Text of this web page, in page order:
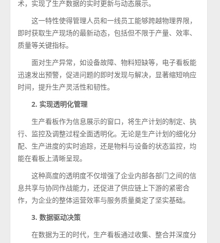
术，实现了生产数据的实时更新与动态展示。
这一特性使得管理人员和一线员工能够跨越物理界限，
即时获取生产现场的最新动态，包括但不限于产量、效率、
质量等关键指标。
面对生产异常，如设备故障、物料短缺等，电子看板能
迅速发出预警，促进问题的即时发现与解决，显著缩短响应
时间，提升生产灵活性和韧性。
2. 实现透明化管理
生产看板作为信息展示的窗口，将生产计划的制定、执
行、监控及调整过程全面透明化。无论是生产计划的细化分
配、生产进度的实时追踪，还是物料与设备的状态监控，均
能在看板上清晰呈现。
这种高度的透明度不仅增强了企业内部各部门之间的信
息共享与协同作战能力，还促进了供应链上下游的紧密合
作，为企业的整体运营效率与服务质量奠定了坚实基础。
3. 数据驱动决策
在数据为王的时代，生产看板通过收集、整合并深度分